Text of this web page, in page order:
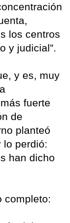
los centros
y judicial”.
y es, muy
fuerte
de
planteó
lo perdió:
han dicho
completo: